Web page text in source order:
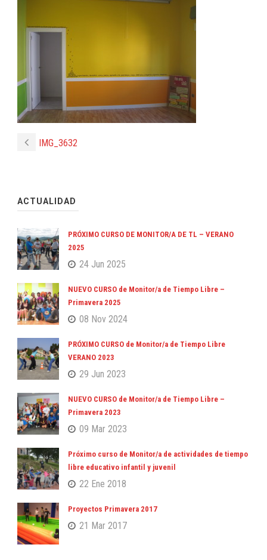
IMG_3632
ACTUALIDAD
PRÓXIMO CURSO DE MONITOR/A DE TL – VERANO
2025
24 Jun 2025
NUEVO CURSO de Monitor/a de Tiempo Libre –
Primavera 2025
08 Nov 2024
PRÓXIMO CURSO de Monitor/a de Tiempo Libre
VERANO 2023
29 Jun 2023
NUEVO CURSO de Monitor/a de Tiempo Libre –
Primavera 2023
09 Mar 2023
Próximo curso de Monitor/a de actividades de tiempo
libre educativo infantil y juvenil
22 Ene 2018
Proyectos Primavera 2017
21 Mar 2017